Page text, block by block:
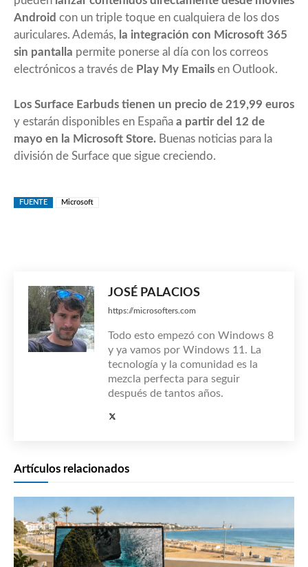
Android con un triple toque en cualquiera de los dos
auriculares. Además, la integración con Microsoft 365
sin pantalla permite ponerse al día con los correos
electrónicos a través de Play My Emails en Outlook.
Los Surface Earbuds tienen un precio de 219,99 euros
y estarán disponibles en España a partir del 12 de
mayo en la Microsoft Store. Buenas noticias para la
división de Surface que sigue creciendo.
FUENTE Microsoft
JOSÉ PALACIOS
https://microsofters.com
Todo esto empezó con Windows 8
y ya vamos por Windows 11. La
tecnología y la comunidad es la
mezcla perfecta para seguir
después de tantos años.
Artículos relacionados